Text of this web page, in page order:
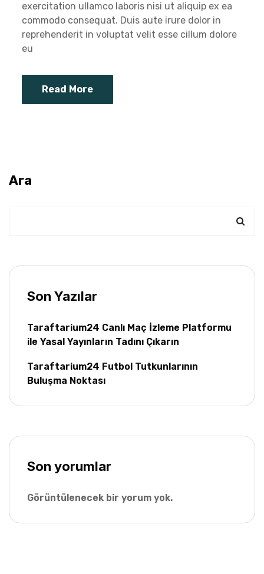
exercitation ullamco laboris nisi ut aliquip ex ea
commodo consequat. Duis aute irure dolor in
reprehenderit in voluptat velit esse cillum dolore
eu
Read More
Ara
Son Yazılar
Taraftarium24 Canlı Maç İzleme Platformu
ile Yasal Yayınların Tadını Çıkarın
Taraftarium24 Futbol Tutkunlarının
Buluşma Noktası
Son yorumlar
Görüntülenecek bir yorum yok.